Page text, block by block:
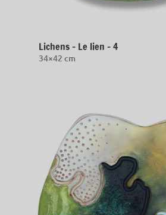
Lichens – Le lien – 4
34×42 cm